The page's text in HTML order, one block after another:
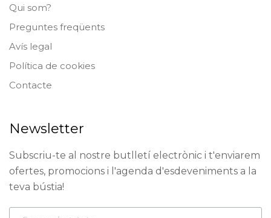
Qui som?
Preguntes freqüents
Avís legal
Política de cookies
Contacte
Newsletter
Subscriu-te al nostre butlletí electrònic i t'enviarem
ofertes, promocions i l'agenda d'esdeveniments a la
teva bústia!